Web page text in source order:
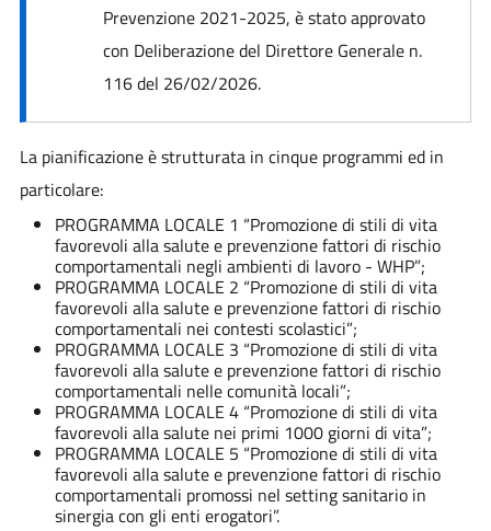
Prevenzione 2021-2025, è stato approvato
con Deliberazione del Direttore Generale n.
116 del 26/02/2026.
La pianificazione è strutturata in cinque programmi ed in
particolare:
PROGRAMMA LOCALE 1 “Promozione di stili di vita
favorevoli alla salute e prevenzione fattori di rischio
comportamentali negli ambienti di lavoro - WHP”;
PROGRAMMA LOCALE 2 “Promozione di stili di vita
favorevoli alla salute e prevenzione fattori di rischio
comportamentali nei contesti scolastici”;
PROGRAMMA LOCALE 3 “Promozione di stili di vita
favorevoli alla salute e prevenzione fattori di rischio
comportamentali nelle comunità locali”;
PROGRAMMA LOCALE 4 “Promozione di stili di vita
favorevoli alla salute nei primi 1000 giorni di vita”;
PROGRAMMA LOCALE 5 “Promozione di stili di vita
favorevoli alla salute e prevenzione fattori di rischio
comportamentali promossi nel setting sanitario in
sinergia con gli enti erogatori”.